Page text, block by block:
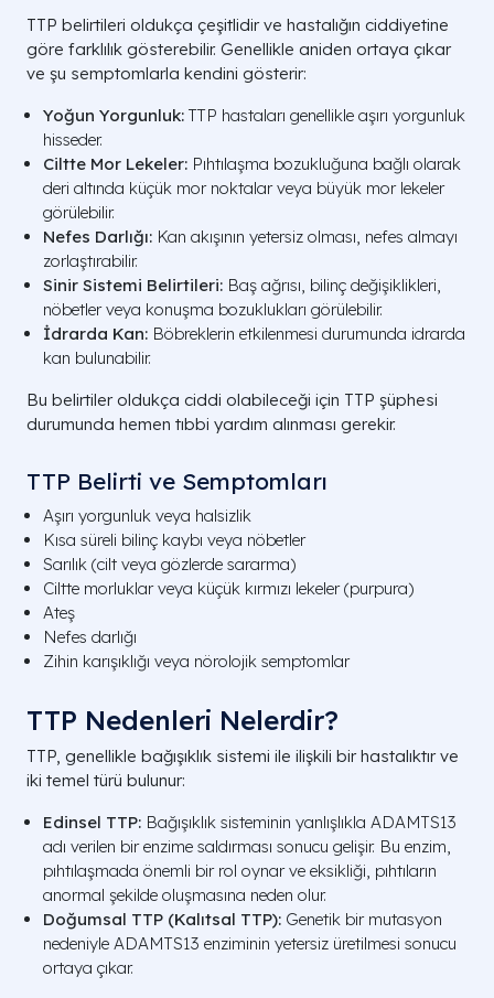
TTP belirtileri oldukça çeşitlidir ve hastalığın ciddiyetine
göre farklılık gösterebilir. Genellikle aniden ortaya çıkar
ve şu semptomlarla kendini gösterir:
Yoğun Yorgunluk: TTP hastaları genellikle aşırı yorgunluk
hisseder.
Ciltte Mor Lekeler: Pıhtılaşma bozukluğuna bağlı olarak
deri altında küçük mor noktalar veya büyük mor lekeler
görülebilir.
Nefes Darlığı: Kan akışının yetersiz olması, nefes almayı
zorlaştırabilir.
Sinir Sistemi Belirtileri: Baş ağrısı, bilinç değişiklikleri,
nöbetler veya konuşma bozuklukları görülebilir.
İdrarda Kan: Böbreklerin etkilenmesi durumunda idrarda
kan bulunabilir.
Bu belirtiler oldukça ciddi olabileceği için TTP şüphesi
durumunda hemen tıbbi yardım alınması gerekir.
TTP Belirti ve Semptomları
Aşırı yorgunluk veya halsizlik
Kısa süreli bilinç kaybı veya nöbetler
Sarılık (cilt veya gözlerde sararma)
Ciltte morluklar veya küçük kırmızı lekeler (purpura)
Ateş
Nefes darlığı
Zihin karışıklığı veya nörolojik semptomlar
TTP Nedenleri Nelerdir?
TTP, genellikle bağışıklık sistemi ile ilişkili bir hastalıktır ve
iki temel türü bulunur:
Edinsel TTP: Bağışıklık sisteminin yanlışlıkla ADAMTS13
adı verilen bir enzime saldırması sonucu gelişir. Bu enzim,
pıhtılaşmada önemli bir rol oynar ve eksikliği, pıhtıların
anormal şekilde oluşmasına neden olur.
Doğumsal TTP (Kalıtsal TTP): Genetik bir mutasyon
nedeniyle ADAMTS13 enziminin yetersiz üretilmesi sonucu
ortaya çıkar.